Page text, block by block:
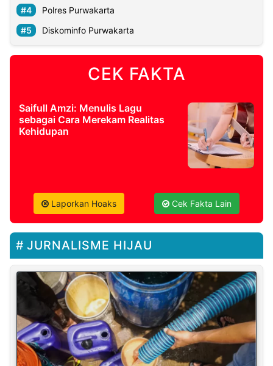
Polres Purwakarta
Diskominfo Purwakarta
CEK FAKTA
Saifull Amzi: Menulis Lagu
sebagai Cara Merekam Realitas
Kehidupan
Laporkan Hoaks Cek Fakta Lain
JURNALISME HIJAU